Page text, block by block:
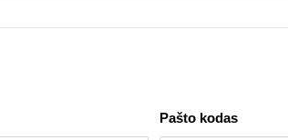
Pašto kodas